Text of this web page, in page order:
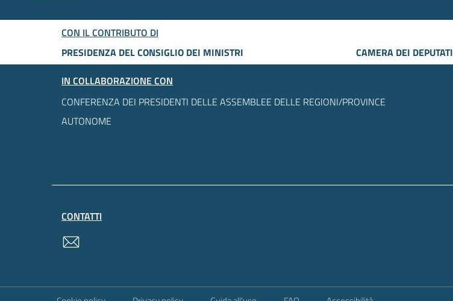
CON IL CONTRIBUTO DI
PRESIDENZA DEL CONSIGLIO DEI MINISTRI
CAMERA DEI DEPUTATI
IN COLLABORAZIONE CON
CONFERENZA DEI PRESIDENTI DELLE ASSEMBLEE DELLE REGIONI/PROVINCE
AUTONOME
CONTATTI